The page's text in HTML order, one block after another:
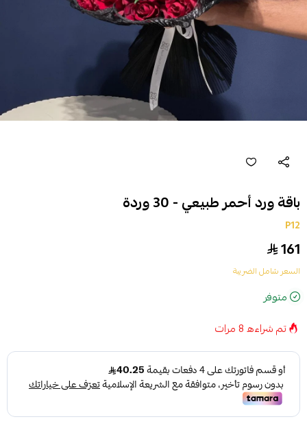
باقة ورد أحمر طبيعي - 30 وردة
P12
161
السعر شامل الضريبة
متوفر
تم شراءه8مرات